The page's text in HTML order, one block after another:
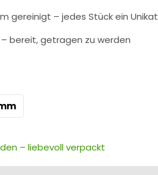
gereinigt – jedes Stück ein Unikat
bereit, getragen zu werden
– liebevoll verpackt